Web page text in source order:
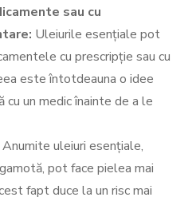
sau cu
Uleiurile esențiale pot
cu prescripție sau cu
este întotdeauna o idee
cu un medic înainte de a le
Anumite uleiuri esențiale,
pot face pielea mai
fapt duce la un risc mai